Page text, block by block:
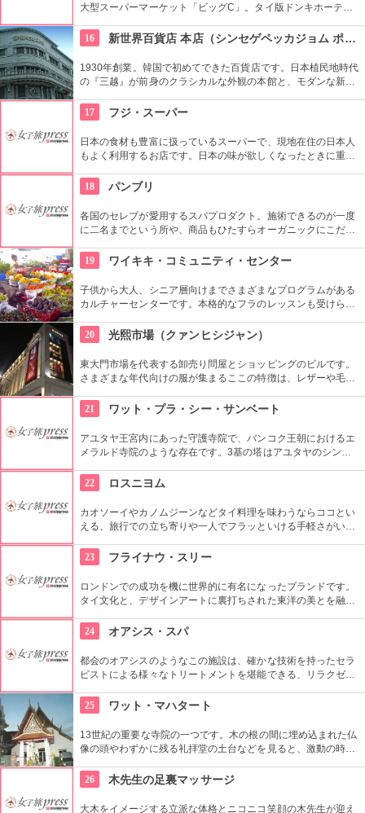
大型スーパーマーケット「ビッグC」。タイ版ドンキホーテと
16
新世界百貨店 本店（シンセゲペッカジョム ポンジョム）
1930年創業。韓国で初めてできた百貨店です。日本植民地時代
の『三越』が前身のクラシカルな外観の本館と、モダンな新館
の中でも富裕層を対象とした品揃えが多く、ゆっくりとお買い
物ができます。
17 フジ・スーパー
日本の食材も豊富に扱っているスーパーで、現地在住の日本人
もよく利用するお店です。日本の味が欲しくなったときに重宝
もいいですよ。
18 パンブリ
各国のセレブが愛用するスパプロダクト。施術できるのが一度
に二名までという所や、商品もひたすらオーガニックにこだわ
う。
19 ワイキキ・コミュニティ・センター
子供から大人、シニア層向けまでさまざまなプログラムがある
カルチャーセンターです。本格的なフラのレッスンも受けられ
菜・果物が買える、週2回のファーマーズマーケットも好評で
す。
20 光熙市場（クァンヒシジャン）
東大門市場を代表する卸売り問屋とショッピングのビルです。
さまざまな年代向けの服が集まるここの特徴は、レザーや毛皮
買い付けに集まります。夜22時頃から本格的に賑わいます。
21 ワット・プラ・シー・サンベート
アユタヤ王宮内にあった守護寺院で、バンコク王朝におけるエ
メラルド寺院のような存在です。3基の塔はアユタヤのシンボ
です。
22 ロスニヨム
カオソーイやカノムジーンなどタイ料理を味わうならココとい
える、旅行での立ち寄りや一人でフラッといける手軽さがいい
値アリです。
23 フライナウ・スリー
ロンドンでの成功を機に世界的に有名になったブランドです。
タイ文化と、デザインアートに裏打ちされた東洋の美とを融合
24
オアシス・スパ
都会のオアシスのようなこの施設は、確かな技術を持ったセラ
ピストによる様々なトリートメントを堪能できる、リラクゼー
り、たくさんの欧米人やタイの有名人も来店しています。
25 ワット・マハタート
13世紀の重要な寺院の一つです。木の根の間に埋め込まれた仏
像の頭やわずかに残る礼拝堂の土台などを見ると、激動の時代
26
木先生の足裏マッサージ
大木をイメージする立派な体格とニコニコ笑顔の木先生が迎え